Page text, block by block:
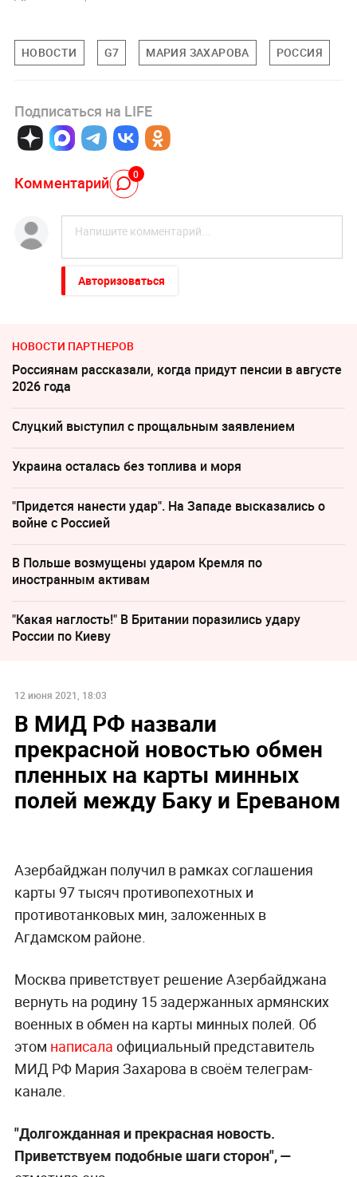
НОВОСТИ G7 МАРИЯ ЗАХАРОВА РОССИЯ
Подписаться на LIFE
Комментарий 0
Авторизоваться
НОВОСТИ ПАРТНЕРОВ
Россиянам рассказали, когда придут пенсии в августе
2026 года
Слуцкий выступил с прощальным заявлением
Украина осталась без топлива и моря
"Придется нанести удар". На Западе высказались о
войне с Россией
В Польше возмущены ударом Кремля по
иностранным активам
"Какая наглость!" В Британии поразились удару
России по Киеву
12 июня 2021, 18:03
В МИД РФ назвали
прекрасной новостью обмен
пленных на карты минных
полей между Баку и Ереваном
Азербайджан получил в рамках соглашения
карты 97 тысяч противопехотных и
противотанковых мин, заложенных в
Агдамском районе.
Москва приветствует решение Азербайджана
вернуть на родину 15 задержанных армянских
военных в обмен на карты минных полей. Об
этом написала официальный представитель
МИД РФ Мария Захарова в своём телеграм-
канале.
"Долгожданная и прекрасная новость.
Приветствуем подобные шаги сторон", —